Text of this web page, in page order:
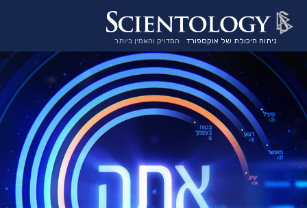
ניתוח היכולת של אוקספורד המדויק והאמין ביותר